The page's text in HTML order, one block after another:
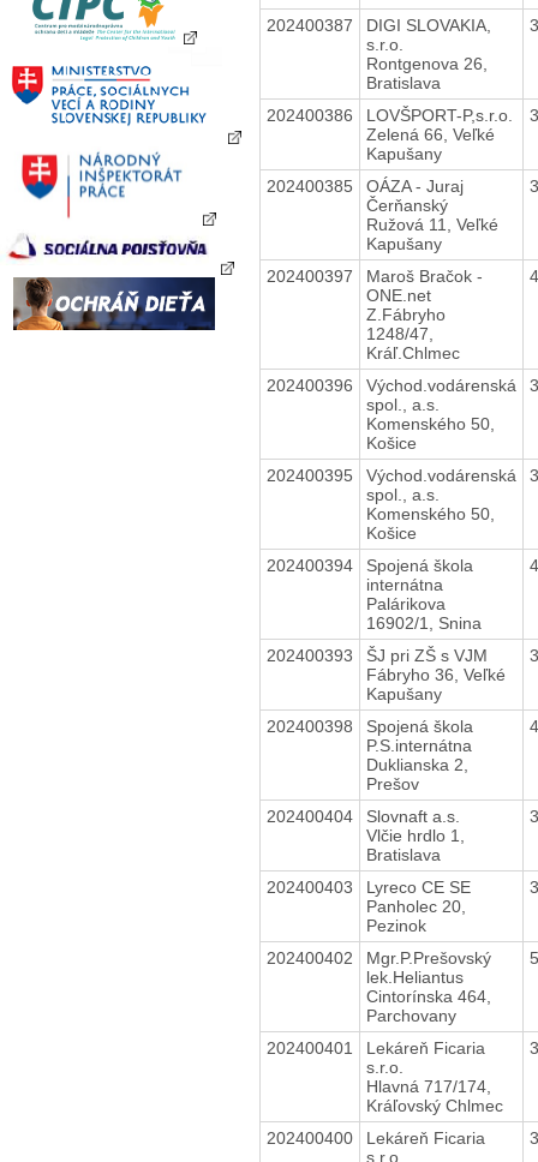
202400387
DIGI SLOVAKIA,
s.r.o.
Rontgenova 26,
Bratislava
202400386
LOVŠPORT-P,s.r.o.
Zelená 66, Veľké
Kapušany
202400385
OÁZA - Juraj
Čerňanský
Ružová 11, Veľké
Kapušany
202400397
Maroš Bračok -
ONE.net
Z.Fábryho
1248/47,
Kráľ.Chlmec
202400396
Východ.vodárenská
spol., a.s.
Komenského 50,
Košice
202400395
Východ.vodárenská
spol., a.s.
Komenského 50,
Košice
202400394
Spojená škola
internátna
Palárikova
16902/1, Snina
202400393
ŠJ pri ZŠ s VJM
Fábryho 36, Veľké
Kapušany
202400398
Spojená škola
P.S.internátna
Duklianska 2,
Prešov
202400404
Slovnaft a.s.
Vlčie hrdlo 1,
Bratislava
202400403
Lyreco CE SE
Panholec 20,
Pezinok
202400402
Mgr.P.Prešovský
lek.Heliantus
Cintorínska 464,
Parchovany
202400401
Lekáreň Ficaria
s.r.o.
Hlavná 717/174,
Kráľovský Chlmec
202400400
Lekáreň Ficaria
s.r.o.